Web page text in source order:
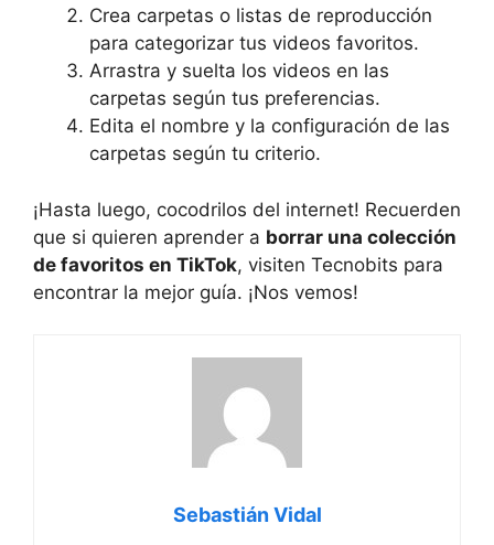
Crea carpetas o⁣ listas de reproducción⁤
para categorizar tus videos favoritos.
Arrastra y suelta los videos en las
carpetas según tus preferencias.
Edita el nombre y la configuración‍ de las
carpetas según ‍tu criterio.
¡Hasta luego, cocodrilos ‌del ‍internet! Recuerden
que ⁢si quieren aprender a borrar ⁢una colección
⁢de favoritos en TikTok, visiten Tecnobits para
encontrar la mejor guía. ¡Nos vemos!
Sebastián Vidal